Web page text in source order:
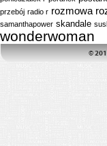
przebój radio r rozmowa
samanthapower skandale
wonderwoman
©